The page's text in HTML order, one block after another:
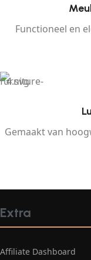
Functioneel en
Gemaakt van
Extra
Affiliate Dashboard